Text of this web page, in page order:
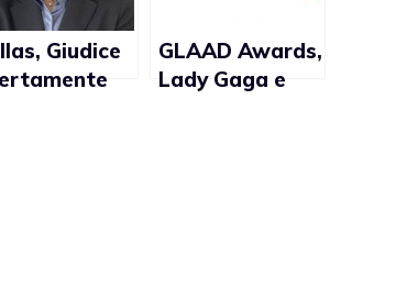
Giudice
GLAAD Awards,
Lady Gaga e